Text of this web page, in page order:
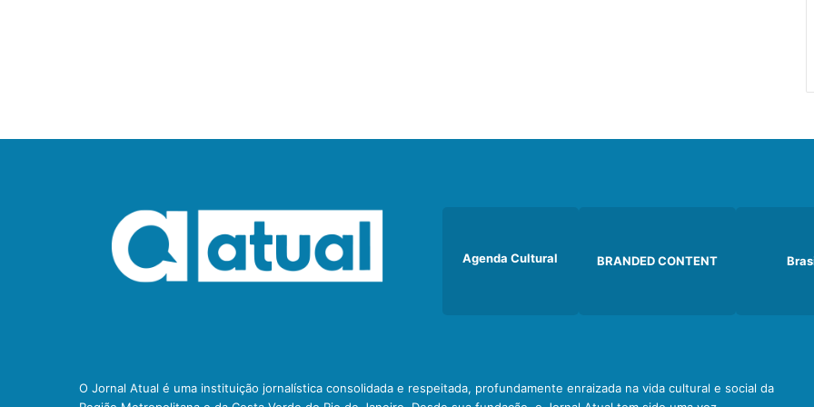
Agenda Cultural BRANDED CONTENT
O Jornal Atual é uma instituição jornalística consolidada e respeitada, profundamente enraizada na vida cultural e social da